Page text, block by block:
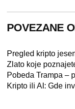
POVEZANE
Pregled kripto
Zlato koje
Pobeda Trampa –
Kripto ili AI: Gde